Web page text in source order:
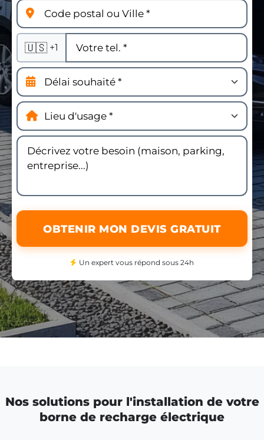
🇺🇸 +1
OBTENIR MON DEVIS GRATUIT
Un expert vous répond sous 24h
Nos solutions pour l'installation de votre
borne de recharge électrique